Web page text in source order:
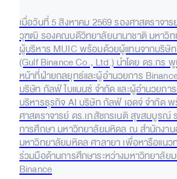
เมื่อวันที่ 5 สิงหาคม 2569 รองศาสตราจา
วุฑฒิ รองคณบดีวิทยาลัยนานาชาติ มหาวิ
ผู้บริหาร MUIC พร้อมด้วยผู้แทนจากบริษั
(Gulf Binance Co., Ltd.) นำโดย ดร.กร
หน้าที่ฝ่ายกลยุทธ์และผู้อำนวยการ
บริษัท กัลฟ์ ไบแนนซ์ จำกัด และผู้อำนวยกา
บริหารธุรกิจ AI บริษัท กัลฟ์ เอดจ์ จำกัด
ศาสตราจารย์ ดร.เภสัชกรเนติ สุขสมบูรณ์
การศึกษา มหาวิทยาลัยมหิดล ณ สำนักงา
มหาวิทยาลัยมหิดล ศาลายา เพื่อหารือแน
ร่วมมือด้านการศึกษาระหว่างมหาวิทยาลัย
Binance